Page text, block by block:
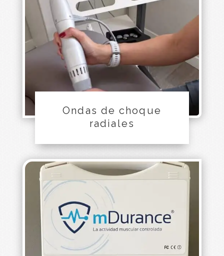
Ondas de choque
radiales